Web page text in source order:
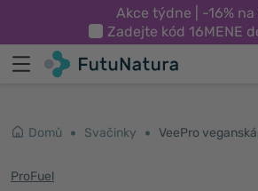
Akce týdne | -16% na
Zadejte kód 16MENE
Domů Svačinky
ProFuel